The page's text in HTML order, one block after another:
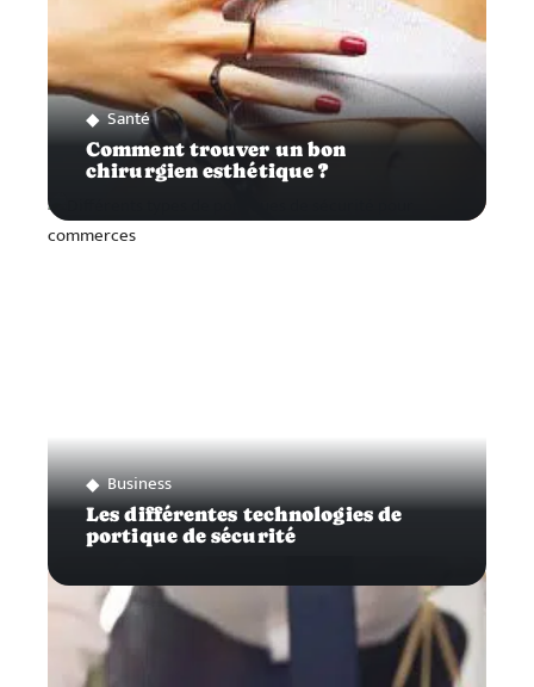
Santé
Comment trouver un bon
chirurgien esthétique ?
Business
Les différentes technologies de
portique de sécurité